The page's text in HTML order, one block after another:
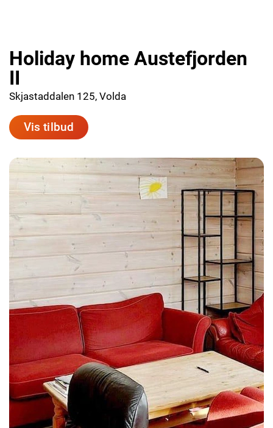
Holiday home Austefjorden
II
Skjastaddalen 125, Volda
Vis tilbud